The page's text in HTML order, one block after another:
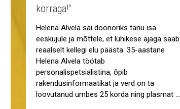
korraga!“
Helena Alvela sai doonoriks tänu isa
eeskujule ja mõttele, et lühikese ajaga saab
reaalselt kellegi elu päästa. 35-aastane
Helena Alvela töötab
personalispetsialistina, õpib
rakendusinformaatikat ja verd on ta
loovutanud umbes 25 korda ning plasmat …